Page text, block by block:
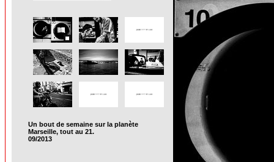
Un bout de semaine sur la planète
Marseille, tout au 21.
09/2013